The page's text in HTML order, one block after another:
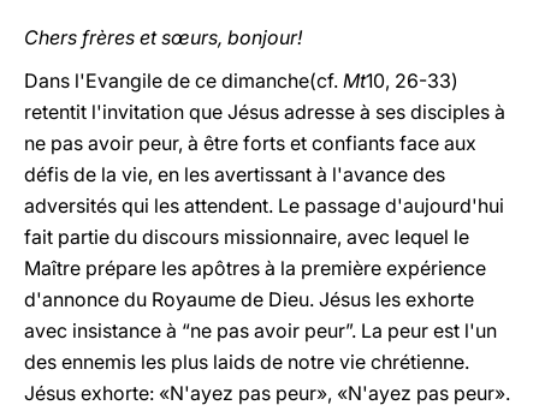
Chers frères et sœurs, bonjour!
Dans l'Evangile de ce dimanche(cf. Mt10, 26-33)
retentit l'invitation que Jésus adresse à ses disciples à
ne pas avoir peur, à être forts et confiants face aux
défis de la vie, en les avertissant à l'avance des
adversités qui les attendent. Le passage d'aujourd'hui
fait partie du discours missionnaire, avec lequel le
Maître prépare les apôtres à la première expérience
d'annonce du Royaume de Dieu. Jésus les exhorte
avec insistance à “ne pas avoir peur”. La peur est l'un
des ennemis les plus laids de notre vie chrétienne.
Jésus exhorte: «N'ayez pas peur», «N'ayez pas peur».